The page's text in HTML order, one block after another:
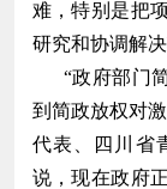
难，特别是把
研究和协调解
“政府部门简
到简政放权对
代表、四川省
说，现在政府